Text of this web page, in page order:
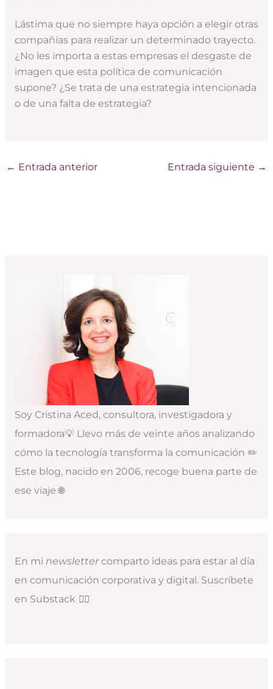
Lástima que no siempre haya opción a elegir otras
compañías para realizar un determinado trayecto.
¿No les importa a estas empresas el desgaste de
imagen que esta política de comunicación
supone? ¿Se trata de una estrategia intencionada
o de una falta de estrategia?
← Entrada anterior Entrada siguiente →
Soy Cristina Aced, consultora, investigadora y
formadora💡 Llevo más de veinte años analizando
cómo la tecnología transforma la comunicación ✏️
Este blog, nacido en 2006, recoge buena parte de
ese viaje 🌐
En mi newslettercomparto ideas para estar al día
en comunicación corporativa y digital. Suscríbete
en Substack 👇🏻